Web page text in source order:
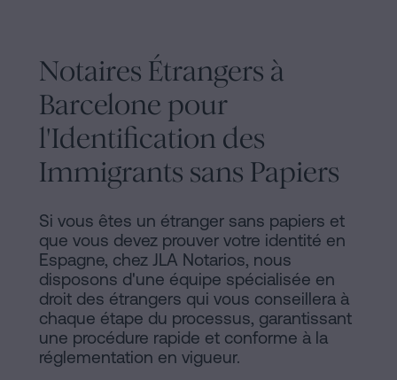
Notaires Étrangers à
Barcelone pour
l'Identification des
Immigrants sans Papiers
Si vous êtes un étranger sans papiers et
que vous devez prouver votre identité en
Espagne, chez JLA Notarios, nous
disposons d'une équipe spécialisée en
droit des étrangers qui vous conseillera à
chaque étape du processus, garantissant
une procédure rapide et conforme à la
réglementation en vigueur.